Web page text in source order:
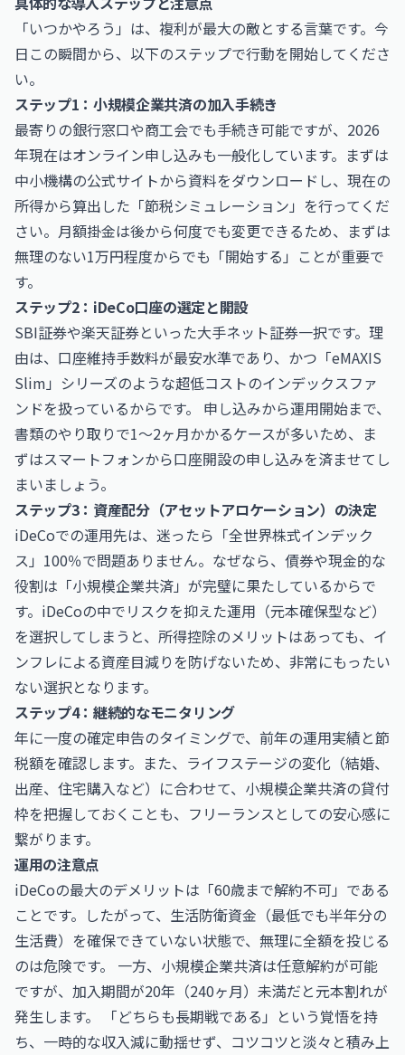
「いつかやろう」は、複利が最大の敵とする言葉です。今
日この瞬間から、以下のステップで行動を開始してくださ
い。
ステップ1：小規模企業共済の加入手続き
最寄りの銀行窓口や商工会でも手続き可能ですが、2026
年現在はオンライン申し込みも一般化しています。まずは
中小機構の公式サイトから資料をダウンロードし、現在の
所得から算出した「節税シミュレーション」を行ってくだ
さい。月額掛金は後から何度でも変更できるため、まずは
無理のない1万円程度からでも「開始する」ことが重要で
す。
ステップ2：iDeCo口座の選定と開設
SBI証券や楽天証券といった大手ネット証券一択です。理
由は、口座維持手数料が最安水準であり、かつ「eMAXIS
Slim」シリーズのような超低コストのインデックスファ
ンドを扱っているからです。 申し込みから運用開始まで、
書類のやり取りで1〜2ヶ月かかるケースが多いため、ま
ずはスマートフォンから口座開設の申し込みを済ませてし
まいましょう。
ステップ3：資産配分（アセットアロケーション）の決定
iDeCoでの運用先は、迷ったら「全世界株式インデック
ス」100％で問題ありません。なぜなら、債券や現金的な
役割は「小規模企業共済」が完璧に果たしているからで
す。iDeCoの中でリスクを抑えた運用（元本確保型など）
を選択してしまうと、所得控除のメリットはあっても、イ
ンフレによる資産目減りを防げないため、非常にもったい
ない選択となります。
ステップ4：継続的なモニタリング
年に一度の確定申告のタイミングで、前年の運用実績と節
税額を確認します。また、ライフステージの変化（結婚、
出産、住宅購入など）に合わせて、小規模企業共済の貸付
枠を把握しておくことも、フリーランスとしての安心感に
繋がります。
運用の注意点
iDeCoの最大のデメリットは「60歳まで解約不可」である
ことです。したがって、生活防衛資金（最低でも半年分の
生活費）を確保できていない状態で、無理に全額を投じる
のは危険です。 一方、小規模企業共済は任意解約が可能
ですが、加入期間が20年（240ヶ月）未満だと元本割れが
発生します。 「どちらも長期戦である」という覚悟を持
ち、一時的な収入減に動揺せず、コツコツと淡々と積み上